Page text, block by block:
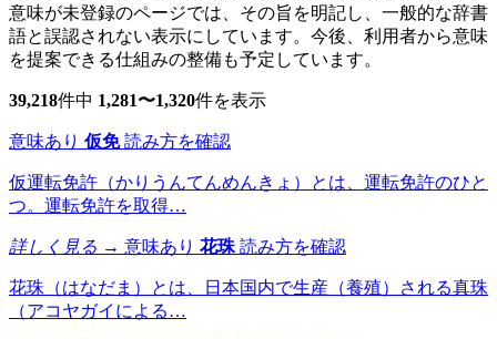
意味が未登録のページでは、その旨を明記し、一般的な辞書
語と誤認されない表示にしています。今後、利用者から意味
を提案できる仕組みの整備も予定しています。
39,218件中 1,281〜1,320件を表示
意味あり 仮免 読み方を確認
仮運転免許（かりうんてんめんきょ）とは、運転免許のひと
つ。運転免許を取得…
詳しく見る → 意味あり 花珠 読み方を確認
花珠（はなだま）とは、日本国内で生産（養殖）される真珠
（アコヤガイによる…